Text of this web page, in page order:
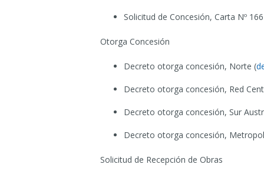
Solicitud de Concesión, Carta Nº
Otorga Concesión
Decreto otorga concesión, Norte (
Decreto otorga concesión, Red
Decreto otorga concesión, Sur
Decreto otorga concesión,
Solicitud de Recepción de Obras